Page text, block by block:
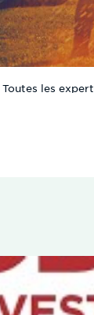
SÉLECTIONNER